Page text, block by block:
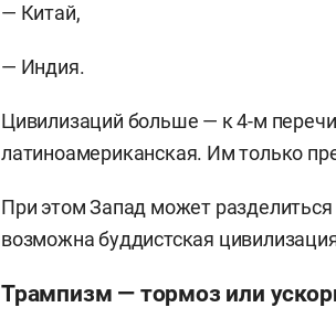
— Китай,
— Индия.
Цивилизаций больше — к 4-м
латиноамериканская. Им только
При этом Запад может
возможна буддистская
Трампизм — тормоз или